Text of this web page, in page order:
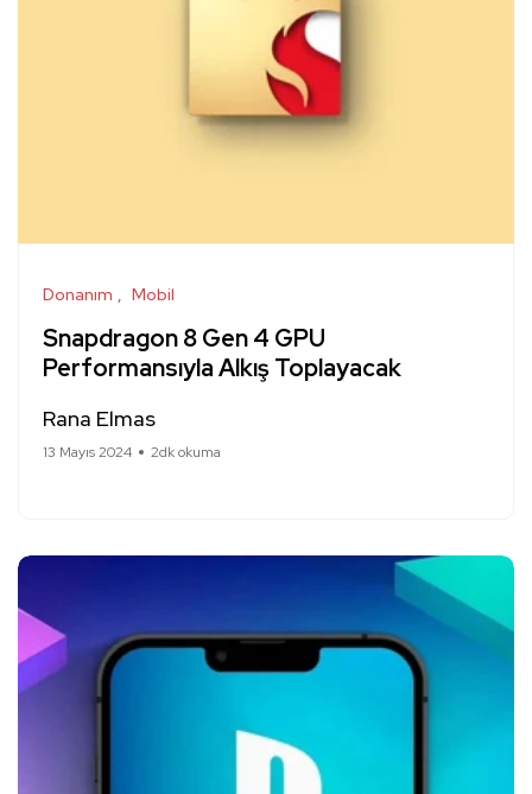
Donanım Mobil
Snapdragon 8 Gen 4 GPU
Performansıyla Alkış Toplayacak
Rana Elmas
13 Mayıs 2024 2dk okuma